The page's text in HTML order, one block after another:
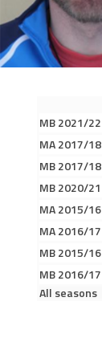
MB 2021/22
MA 2017/18
MB 2017/18
MB 2020/21
MA 2015/16
MA 2016/17
MB 2015/16
MB 2016/17
All seasons